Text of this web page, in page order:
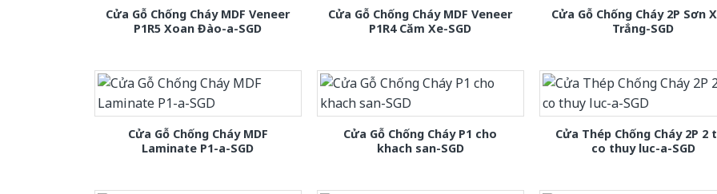
Cửa Gỗ Chống Cháy MDF Veneer
P1R5 Xoan Đào-a-SGD
Cửa Gỗ Chống Cháy MDF Veneer
P1R4 Căm Xe-SGD
Cửa Gỗ Chống Cháy 2P Sơn
Trắng-SGD
Cửa Gỗ Chống Cháy MDF
Laminate P1-a-SGD
Cửa Gỗ Chống Cháy P1 cho
khach san-SGD
Cửa Thép Chống Cháy 2P 2
co thuy luc-a-SGD